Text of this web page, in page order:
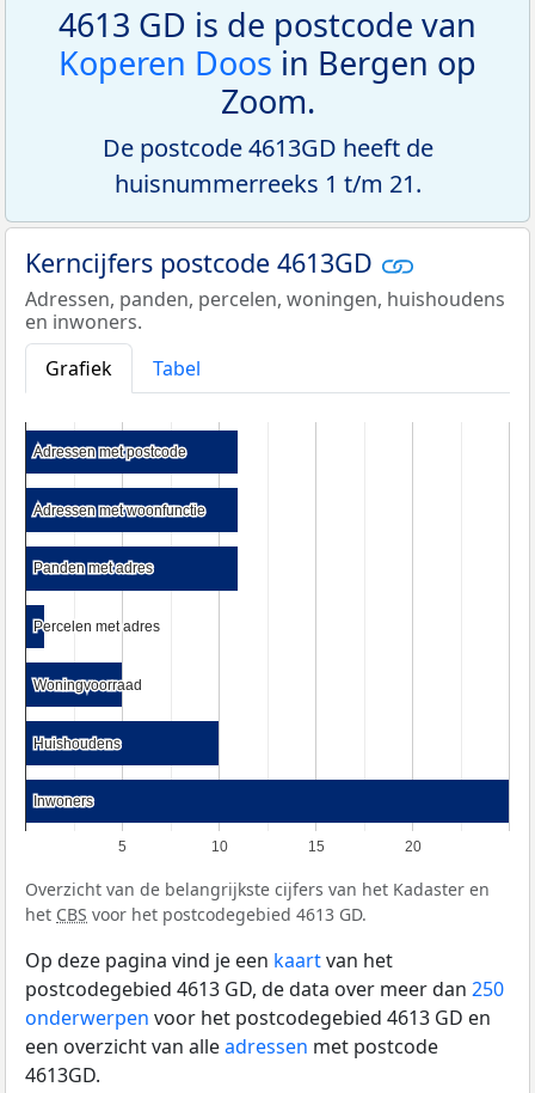
4613 GD is de postcode van
Koperen Doos in Bergen op
Zoom.
De postcode 4613GD heeft de
huisnummerreeks 1 t/m 21.
Kerncijfers postcode 4613GD
Adressen, panden, percelen, woningen, huishoudens
en inwoners.
Grafiek
Tabel
5 10 15 20
Adressen met postcode
Adressen met postcode
Adressen met woonfunctie
Adressen met woonfunctie
Panden met adres
Panden met adres
Percelen met adres
Percelen met adres
Woningvoorraad
Woningvoorraad
Huishoudens
Huishoudens
Inwoners
Inwoners
Overzicht van de belangrijkste cijfers van het Kadaster en
het CBS voor het postcodegebied 4613 GD.
Op deze pagina vind je een kaartvan het
postcodegebied 4613 GD, de data over meer dan 250
onderwerpen voor het postcodegebied 4613 GD en
een overzicht van alleadressen met postcode
4613GD.